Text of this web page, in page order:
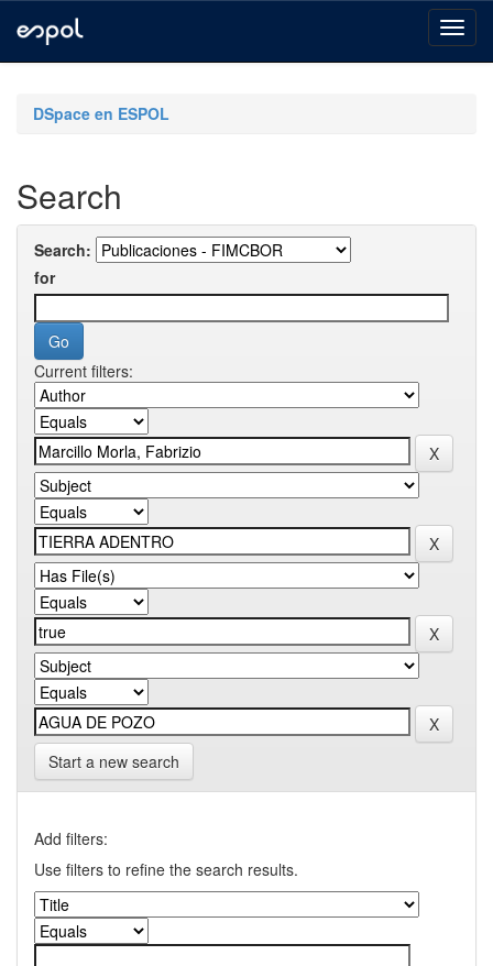
navigationDSpace en ESPOL
Search
Search:
for
Current filters:
Start a new search
Add filters:
Use filters to refine the search results.